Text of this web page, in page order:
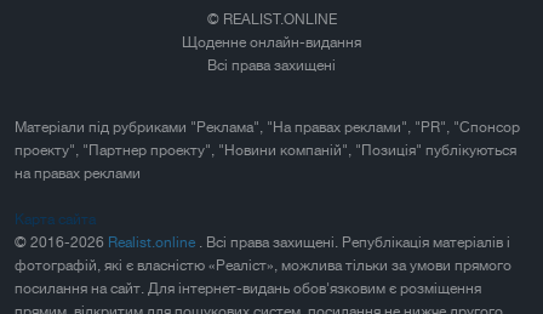
© REALIST.ONLINE
Щоденне онлайн-видання
Всі права захищені
Матеріали під рубриками "Реклама", "На правах реклами", "PR", "Спонсор
проекту", "Партнер проекту", "Новини компаній", "Позиція" публікуються
на правах реклами
Карта сайта
© 2016-2026 Realist.online . Всі права захищені. Републікація матеріалів і
фотографій, які є власністю «Реаліст», можлива тільки за умови прямого
посилання на сайт. Для інтернет-видань обов'язковим є розміщення